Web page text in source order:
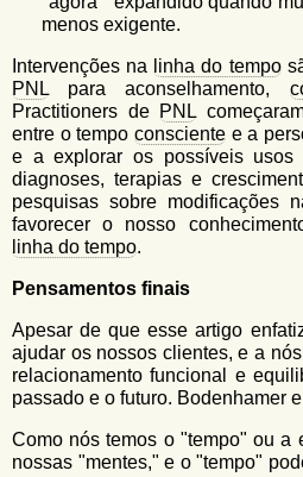
menos exigente.
Intervenções na linha do tempo
PNL para aconselhamento,
Practitioners de PNL
entre o tempo consciente e a
e a explorar os possíveis usos
diagnoses, terapias e
pesquisas sobre modificações
favorecer o nosso
linha do tempo.
Pensamentos finais
Apesar de que esse artigo
ajudar os nossos clientes, e a
relacionamento funcional e
passado e o futuro. Bodenhamer
Como nós temos o "tempo" ou a
nossas "mentes," e o "tempo"